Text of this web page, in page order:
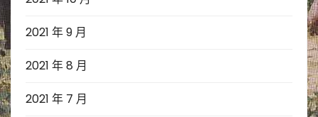
2021 年 9 月
2021 年 8 月
2021 年 7 月